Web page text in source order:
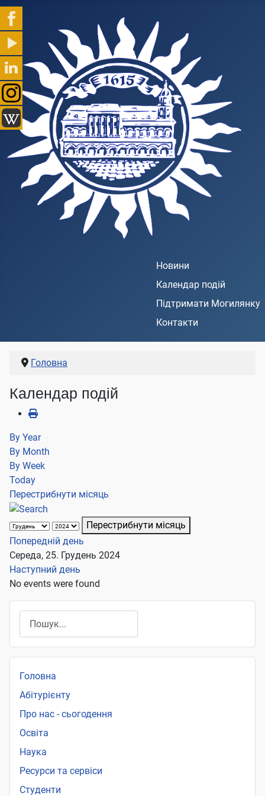
Новини
Календар подій
Підтримати Могилянку
Контакти
Головна
Календар подій
By Year
By Month
By Week
Today
Перестрибнути місяць
Перестрибнути місяць
Попередній день
Середа, 25. Грудень 2024
Наступний день
No events were found
Головна
Абітурієнту
Про нас - сьогодення
Освіта
Наука
Ресурси та сервіси
Студенти